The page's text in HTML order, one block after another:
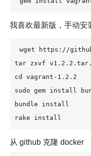
我喜欢最新版，手动安
wget https://
tar zxvf
cd vagrant-1.2.2
sudo gem install
bundle install
rake install
从 github 克隆 docker